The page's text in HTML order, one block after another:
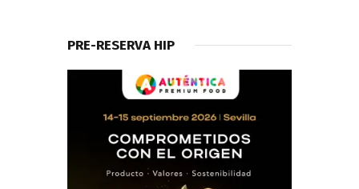
PRE-RESERVA HIP